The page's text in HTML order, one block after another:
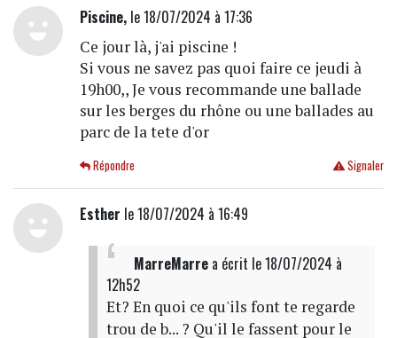
Piscine,le 18/07/2024 à 17:36
Ce jour là, j'ai piscine !
Si vous ne savez pas quoi faire ce jeudi à
19h00,, Je vous recommande une ballade
sur les berges du rhône ou une ballades au
parc de la tete d'or
Signaler
Répondre
Esther le 18/07/2024 à 16:49
MarreMarrea écrit le 18/07/2024 à
12h52
Et? En quoi ce qu'ils font te regarde
trou de b... ? Qu'il le fassent pour le